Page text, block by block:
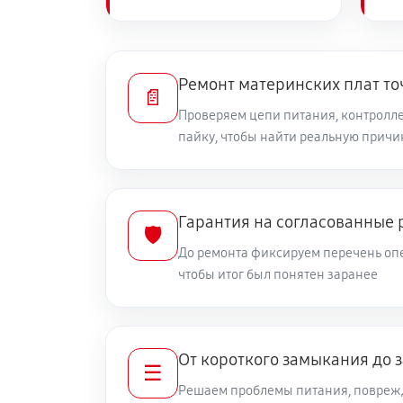
📄
Ремонт материнских плат
Проверяем цепи питания,
пайку, чтобы найти реальную
🛡️
Гарантия на согласованные
До ремонта фиксируем перечень
чтобы итог был понятен заранее
☰
От короткого замыкания до
Решаем проблемы питания,